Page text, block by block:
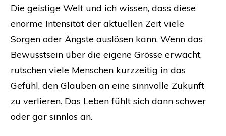
Die geistige Welt und ich wissen, dass diese
enorme Intensität der aktuellen Zeit viele
Sorgen oder Ängste auslösen kann. Wenn das
Bewusstsein über die eigene Grösse erwacht,
rutschen viele Menschen kurzzeitig in das
Gefühl, den Glauben an eine sinnvolle Zukunft
zu verlieren. Das Leben fühlt sich dann schwer
oder gar sinnlos an.